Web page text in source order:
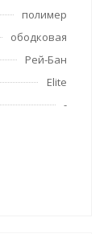
полимер
ободковая
Рей-Бан
Elite
-